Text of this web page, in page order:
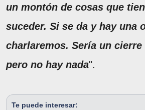
un montón de cosas que
suceder. Si se da y hay una
charlaremos. Sería un cierre
pero no hay nada".
Te puede interesar: